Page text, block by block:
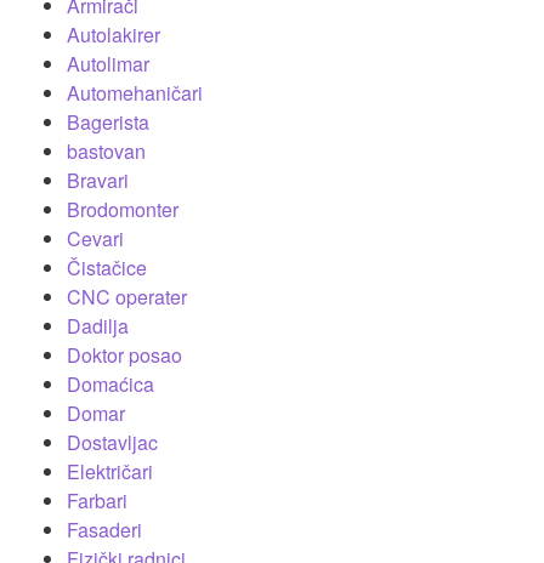
Autolakirer
Autolimar
Automehaničari
Bagerista
bastovan
Bravari
Brodomonter
Cevari
Čistačice
CNC operater
Dadilja
Doktor posao
Domaćica
Domar
Dostavljac
Električari
Farbari
Fasaderi